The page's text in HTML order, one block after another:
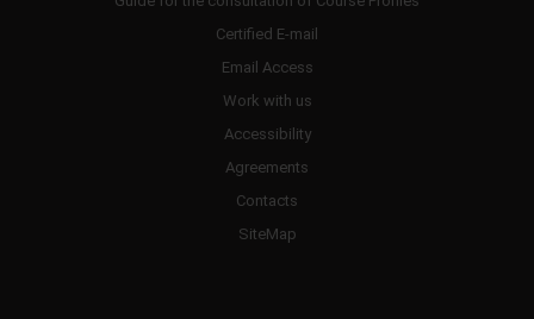
Certified E-mail
Email Access
Work with us
Accessibility
Agreements
Contacts
SiteMap